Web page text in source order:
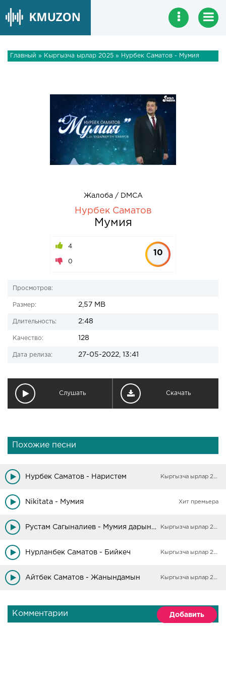
Главный » Кыргызча ырлар 2025 » Нурбек Саматов - Мумия
Жалоба / DMCA
Нурбек Саматов
Мумия
4
0
10
Просмотров:
Размер: 2,57 MB
Длительность: 2:48
Качество: 128
Дата релиза: 27-05-2022, 13:41
Слушать Скачать
Похожие песни
Нурбек Саматов - Наристем Кыргызча ырлар 2025
Nikitata - Мумия Хит премьера
Рустам Сагыналиев - Мумия дарын жок беле Кыргызча ырлар 2025
Нурланбек Саматов - Бийкеч Кыргызча ырлар 2025
Айтбек Саматов - Жанындамын Кыргызча ырлар 2025
Комментарии Добавить